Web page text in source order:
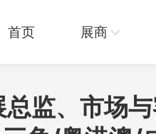
首页 展商
监、市场
展商 观众